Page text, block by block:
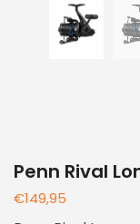
Penn Rival
€149,95